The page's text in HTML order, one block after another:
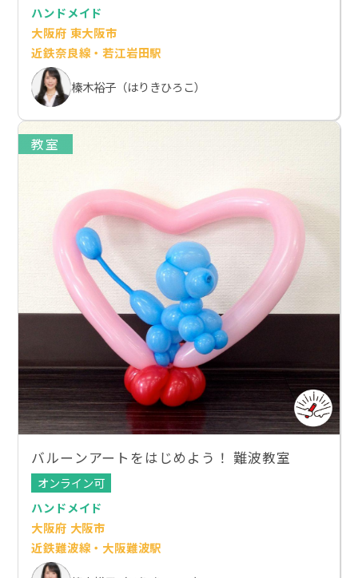
ハンドメイド
大阪府 東大阪市
近鉄奈良線・若江岩田駅
榛木裕子（はりきひろこ）
教室
バルーンアートをはじめよう！ 難波教室
オンライン可
ハンドメイド
大阪府 大阪市
近鉄難波線・大阪難波駅